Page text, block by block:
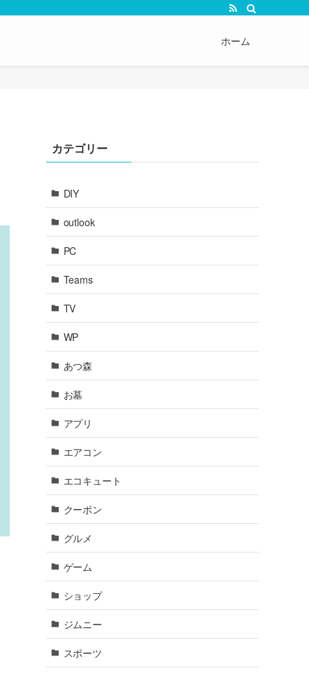
ホーム
カテゴリー
DIY
outlook
PC
Teams
TV
WP
あつ森
お墓
アプリ
エアコン
エコキュート
クーポン
グルメ
ゲーム
ショップ
ジムニー
スポーツ